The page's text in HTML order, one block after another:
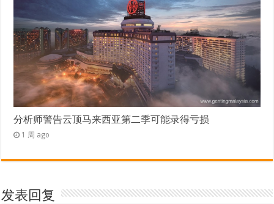
分析师警告云顶马来西亚第二季可能录得亏损
1 周 ago
发表回复